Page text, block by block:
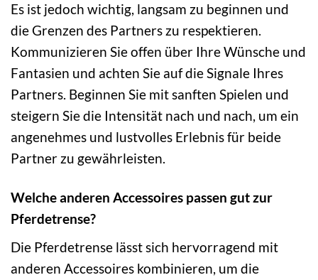
Es ist jedoch wichtig, langsam zu beginnen und
die Grenzen des Partners zu respektieren.
Kommunizieren Sie offen über Ihre Wünsche und
Fantasien und achten Sie auf die Signale Ihres
Partners. Beginnen Sie mit sanften Spielen und
steigern Sie die Intensität nach und nach, um ein
angenehmes und lustvolles Erlebnis für beide
Partner zu gewährleisten.
Welche anderen Accessoires passen gut zur
Pferdetrense?
Die Pferdetrense lässt sich hervorragend mit
anderen Accessoires kombinieren, um die